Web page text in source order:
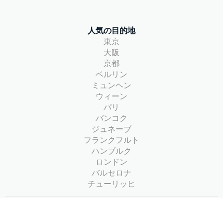
人気の目的地
東京
大阪
京都
ベルリン
ミュンヘン
ウィーン
パリ
バンコク
ジュネーブ
フランクフルト
ハンブルク
ロンドン
バルセロナ
チューリッヒ